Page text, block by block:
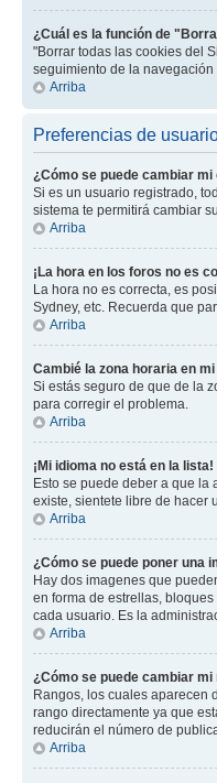
¿Cuál es la función de
"Borrar todas las cookies del
seguimiento de la
Arriba
Preferencias de
¿Cómo se puede cambiar
Si es un usuario registrado,
sistema te permitirá cambiar
Arriba
¡La hora en los foros no es
La hora no es correcta, es
Sydney, etc. Recuerda que
Arriba
Cambié la zona horaria en
Si estás seguro de que de la
para corregir el problema.
Arriba
¡Mi idioma no está en la lista!
Esto se puede deber a que
existe, sientete libre de hacer
Arriba
¿Cómo se puede poner una
Hay dos imagenes que
en forma de estrellas,
cada usuario. Es la
Arriba
¿Cómo se puede cambiar mi
Rangos, los cuales aparecen
rango directamente ya que
reducirán el número de
Arriba